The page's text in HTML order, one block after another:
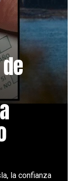
la confianza